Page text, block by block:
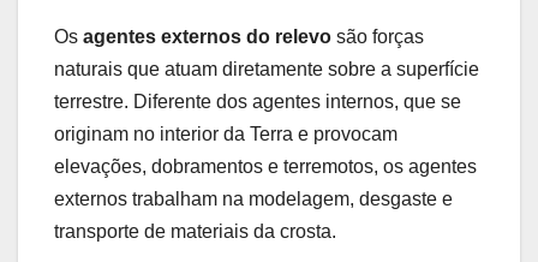
Os agentes externos do relevo são forças
naturais que atuam diretamente sobre a superfície
terrestre. Diferente dos agentes internos, que se
originam no interior da Terra e provocam
elevações, dobramentos e terremotos, os agentes
externos trabalham na modelagem, desgaste e
transporte de materiais da crosta.